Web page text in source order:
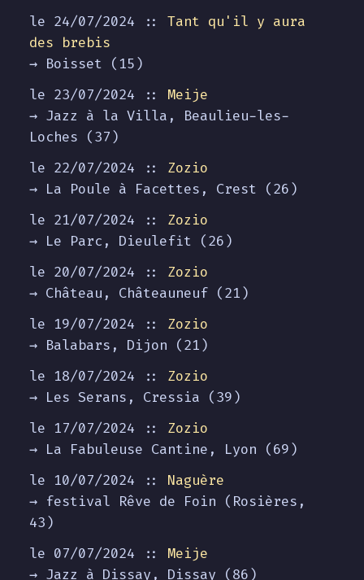
le 24/07/2024 :: Tant qu'il y aura
des brebis
→ Boisset (15)
le 23/07/2024 :: Meije
→ Jazz à la Villa, Beaulieu-les-
Loches (37)
le 22/07/2024 :: Zozio
→ La Poule à Facettes, Crest (26)
le 21/07/2024 :: Zozio
→ Le Parc, Dieulefit (26)
le 20/07/2024 :: Zozio
→ Château, Châteauneuf (21)
le 19/07/2024 :: Zozio
→ Balabars, Dijon (21)
le 18/07/2024 :: Zozio
→ Les Serans, Cressia (39)
le 17/07/2024 :: Zozio
→ La Fabuleuse Cantine, Lyon (69)
le 10/07/2024 :: Naguère
→ festival Rêve de Foin (Rosières,
43)
le 07/07/2024 :: Meije
→ Jazz à Dissay, Dissay (86)